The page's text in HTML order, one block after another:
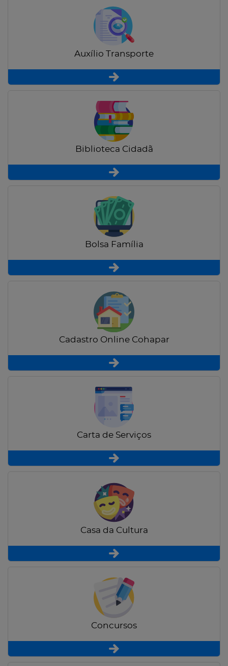
Auxílio Transporte
Biblioteca Cidadã
Bolsa Família
Cadastro Online Cohapar
Carta de Serviços
Casa da Cultura
Concursos